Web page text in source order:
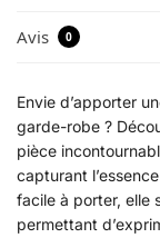
Avis 0
Envie d’apporter
garde-robe ?
pièce
capturant
facile à porter, elle
permettant